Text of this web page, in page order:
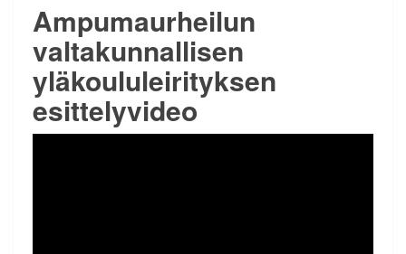
Ampumaurheilun
valtakunnallisen
yläkoululeirityksen
esittelyvideo